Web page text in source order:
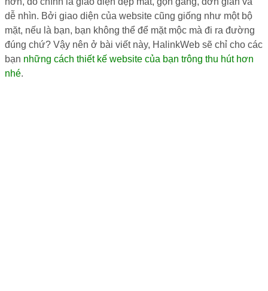
dễ nhìn. Bởi giao diện của website cũng giống như một bộ
mặt, nếu là bạn, bạn không thể để mặt mộc mà đi ra đường
đúng chứ? Vậy nên ở bài viết này, HalinkWeb sẽ chỉ cho các
bạn những cách thiết kế website của bạn trông thu hút hơn
nhé.